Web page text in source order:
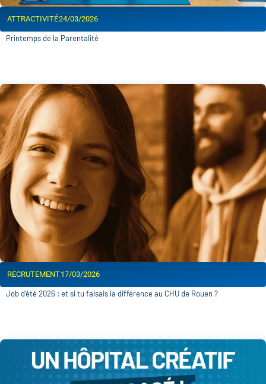
ATTRACTIVITÉ24/03/2026
Printemps de la Parentalité
RECRUTEMENT17/03/2026
Job d’été 2026 : et si tu faisais la différence au CHU de Rouen ?